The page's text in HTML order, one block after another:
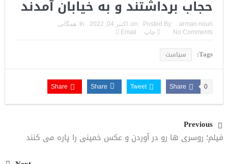
حجاب برداشتند و بە خیابان آمدند
Posted By: arman nouri
on: اکتبر 04, 2022 In:
همگانی
No Comments
چاپ Email
Tags: سیاست
Share 0
Tweet
Share
Share
Previous
فیلم؛ روسری ها رو در آوردن و عکس خمینی را پاره می کنند